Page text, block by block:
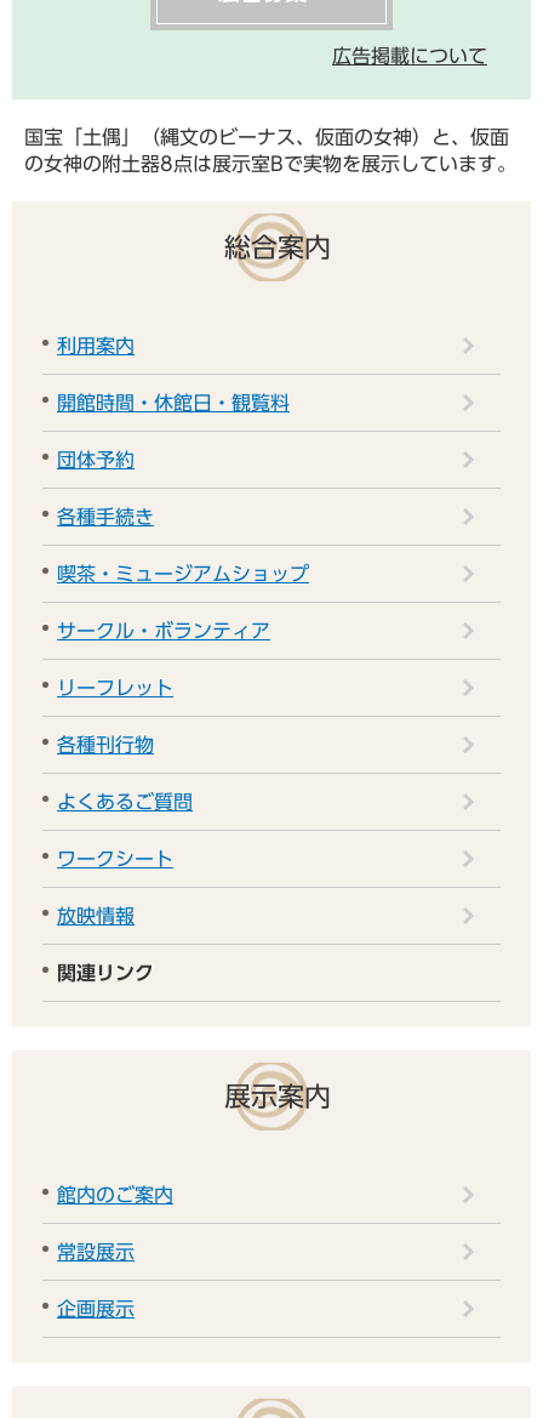
国宝「土偶」（縄文のビーナス、仮面の女神）と、仮面
の女神の附土器8点は展示室Bで実物を展示しています。
総合案内
利用案内
開館時間・休館日・観覧料
団体予約
各種手続き
喫茶・ミュージアムショップ
サークル・ボランティア
リーフレット
各種刊行物
よくあるご質問
ワークシート
放映情報
関連リンク
展示案内
館内のご案内
常設展示
企画展示
広告掲載について